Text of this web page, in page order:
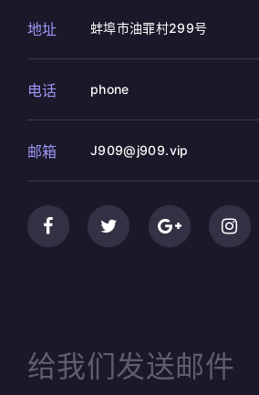
地址 蚌埠市油罪村299号
电话 phone
邮箱 J909@j909.vip
给我们发送邮件